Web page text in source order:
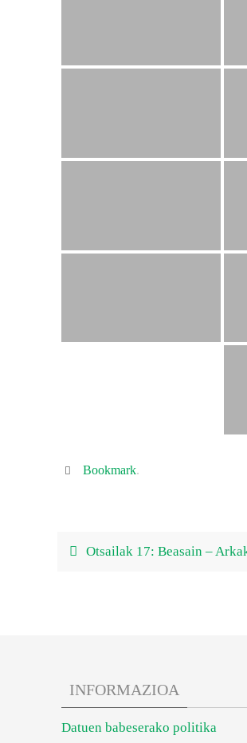
Bookmark.
Otsailak 17: Beasain –
INFORMAZIOA
Datuen babeserako politika